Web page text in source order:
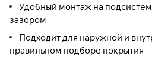
Удобный монтаж на
зазором
Подходит для наружной и
правильном подборе покрытия